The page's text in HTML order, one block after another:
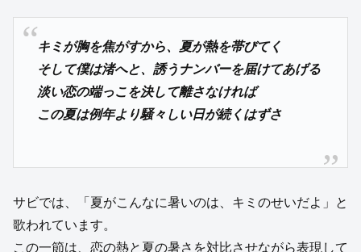
キミが胸を焦がすから、夏が熱を帯びてく
そして僕は渚へと、誘うナンバーを届けてあげる
淡い恋の端っこを決して離さなければ
この夏は例年より騒々しい日が続くはずさ
サビでは、「夏がこんなに暑いのは、キミのせいだよ」と
歌われています。
この一節は、恋の熱と夏の暑さを対比させながら表現して